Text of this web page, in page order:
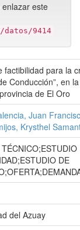
este
9414
factibilidad para la
Conducción”, en
de El Oro
Juan
Krysthel
DE
del Azuay